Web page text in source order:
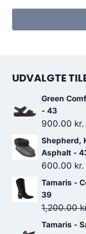
UDVALGTE
Green
- 43
900.00 kr.
Shepherd,
Asphalt -
600.00 kr.
Tamaris -
39
1,200.00
Tamaris -